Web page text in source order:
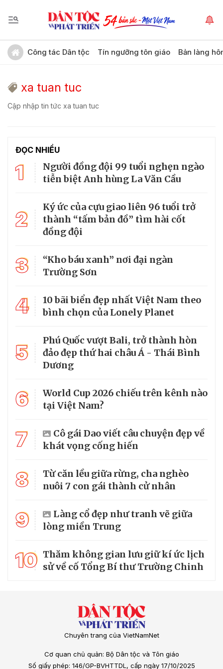
Công tác Dân tộc Tín ngưỡng tôn giáo Bản làng
xa tuan tuc
Cập nhập tin tức xa tuan tuc
ĐỌC NHIỀU
1
Người đồng đội 99 tuổi nghẹn ngào
tiễn biệt Anh hùng La Văn Cầu
2
Ký ức của cựu giao liên 96 tuổi trở
thành “tấm bản đồ” tìm hài cốt
đồng đội
3
“Kho báu xanh” nơi đại ngàn
Trường Sơn
4
10 bãi biển đẹp nhất Việt Nam theo
bình chọn của Lonely Planet
5
Phú Quốc vượt Bali, trở thành hòn
đảo đẹp thứ hai châu Á - Thái Bình
Dương
6
World Cup 2026 chiếu trên kênh nào
tại Việt Nam?
7
Cô gái Dao viết câu chuyện đẹp về
khát vọng cống hiến
8
Từ căn lều giữa rừng, cha nghèo
nuôi 7 con gái thành cử nhân
9
Làng cổ đẹp như tranh vẽ giữa
lòng miền Trung
10 Thăm không gian lưu giữ kí ức lịch
sử về cố Tổng Bí thư Trường Chinh
Chuyên trang của VietNamNet
Cơ quan chủ quản: Bộ Dân tộc và Tôn giáo
Số giấy phép: 146/GP-BVHTTDL, cấp ngày 17/10/2025